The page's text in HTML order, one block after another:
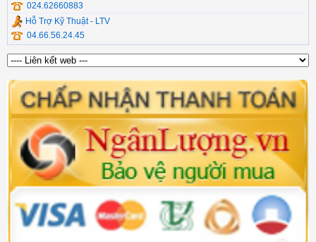
024.62660883
Hỗ Trợ Kỹ Thuật - LTV
04.66.56.24.45